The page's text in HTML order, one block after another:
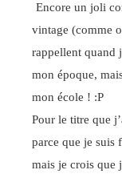
Encore un joli
vintage (comme
rappellent quand
mon époque,
mon école ! :P
Pour le titre que
parce que je suis
mais je crois que